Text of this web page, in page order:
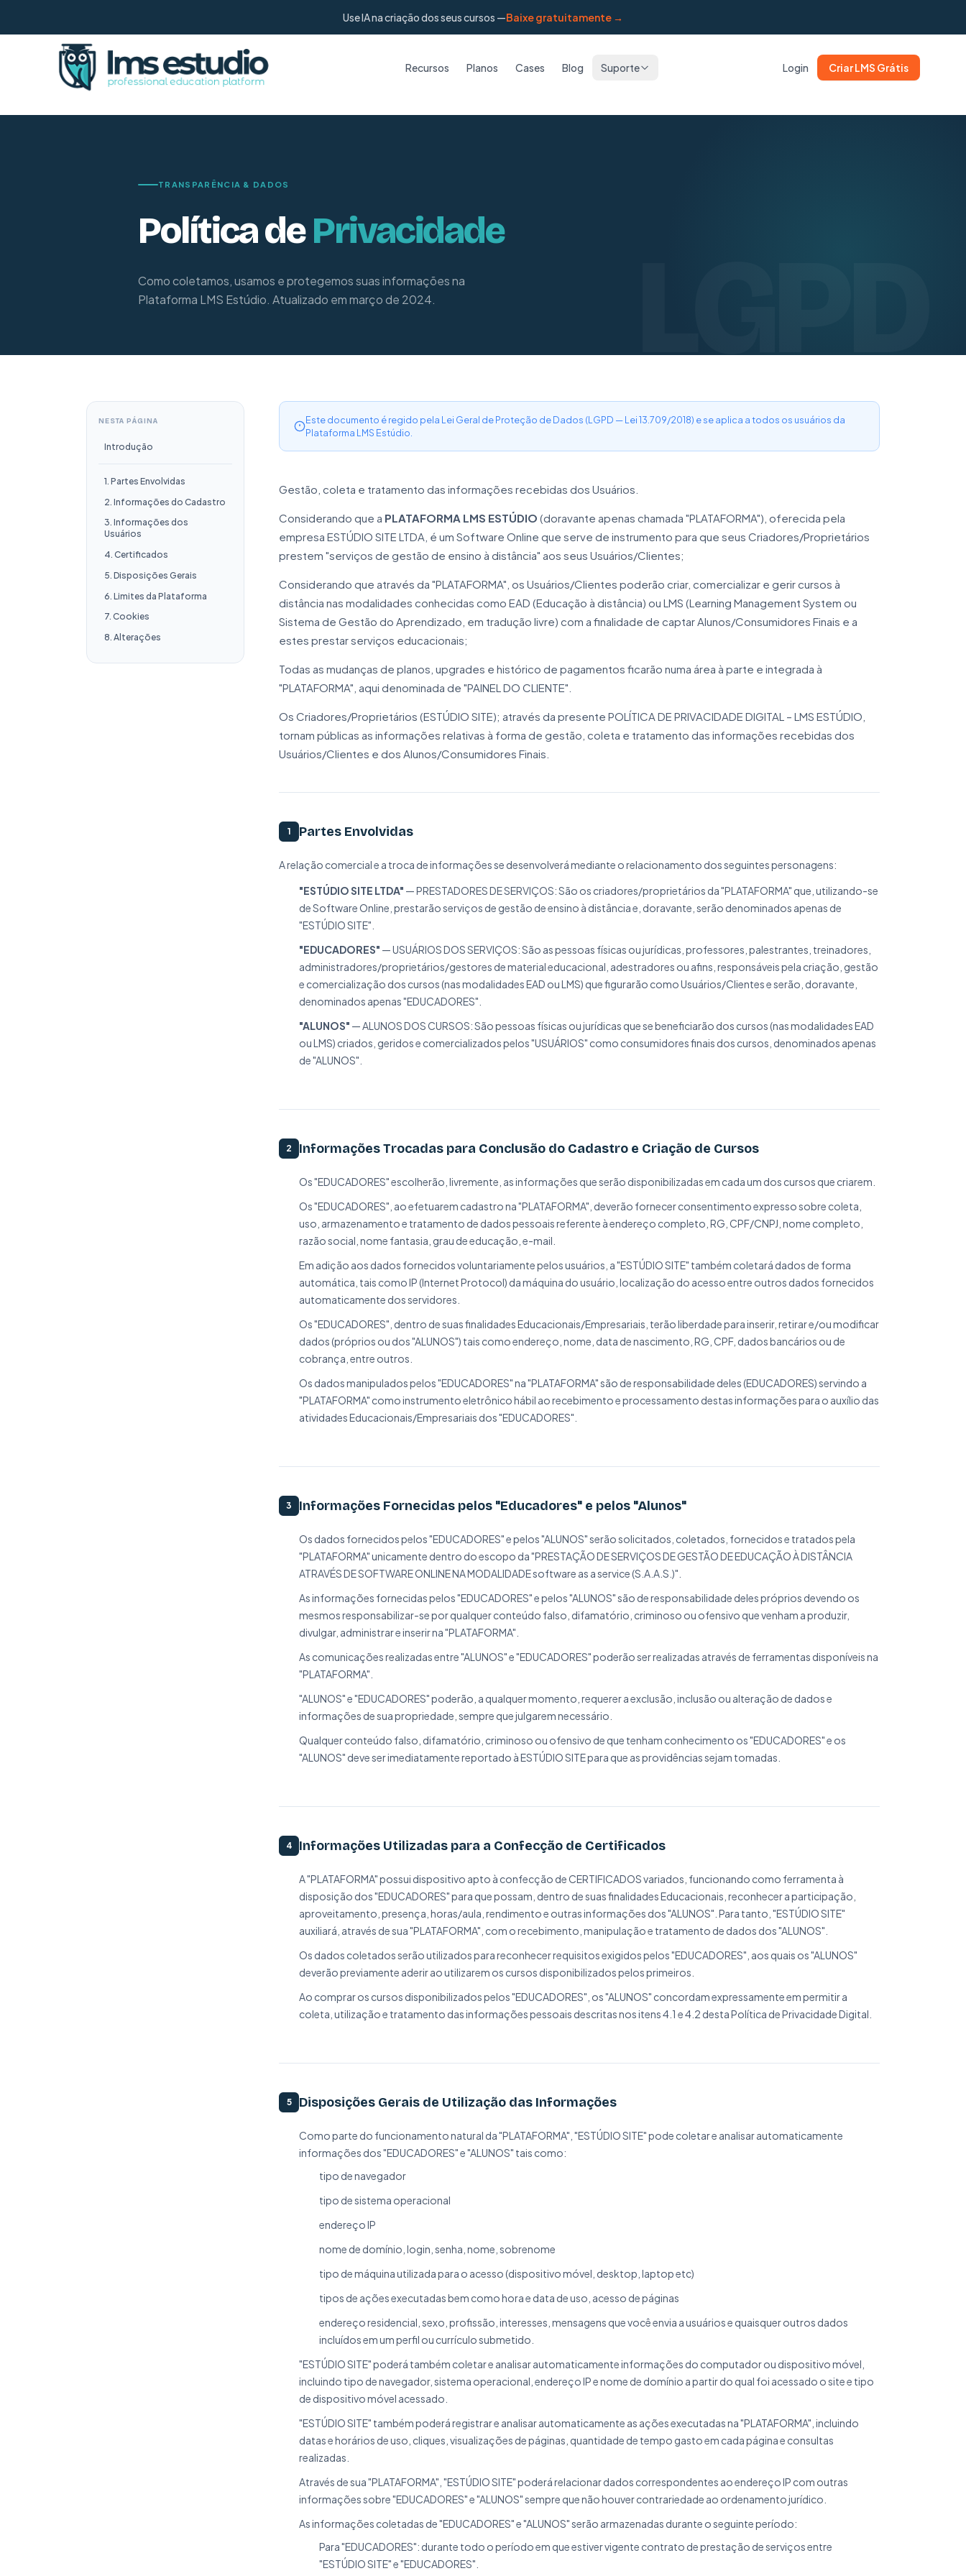
Use IA na criação dos seus cursos —Baixe gratuitamente →
Recursos Planos Cases Blog Suporte Login Criar LMS Grátis
TRANSPARÊNCIA & DADOS
Política dePrivacidade
Como coletamos, usamos e protegemos suas informações na
Plataforma LMS Estúdio. Atualizado em março de 2024.
NESTA PÁGINA
Introdução
1. Partes Envolvidas
2. Informações do Cadastro
3. Informações dos
Usuários
4. Certificados
5. Disposições Gerais
6. Limites da Plataforma
7. Cookies
8. Alterações
Este documento é regido pela Lei Geral de Proteção de Dados (LGPD — Lei 13.709/2018) e se aplica a todos os usuários da
Plataforma LMS Estúdio.
Gestão, coleta e tratamento das informações recebidas dos Usuários.
Considerando que a PLATAFORMA LMS ESTÚDIO (doravante apenas chamada "PLATAFORMA"), oferecida pela
empresa ESTÚDIO SITE LTDA, é um Software Online que serve de instrumento para que seus Criadores/Proprietários
prestem "serviços de gestão de ensino à distância" aos seus Usuários/Clientes;
Considerando que através da "PLATAFORMA", os Usuários/Clientes poderão criar, comercializar e gerir cursos à
distância nas modalidades conhecidas como EAD (Educação à distância) ou LMS (Learning Management System ou
Sistema de Gestão do Aprendizado, em tradução livre) com a finalidade de captar Alunos/Consumidores Finais e a
estes prestar serviços educacionais;
Todas as mudanças de planos, upgrades e histórico de pagamentos ficarão numa área à parte e integrada à
"PLATAFORMA", aqui denominada de "PAINEL DO CLIENTE".
Os Criadores/Proprietários (ESTÚDIO SITE); através da presente POLÍTICA DE PRIVACIDADE DIGITAL – LMS ESTÚDIO,
tornam públicas as informações relativas à forma de gestão, coleta e tratamento das informações recebidas dos
Usuários/Clientes e dos Alunos/Consumidores Finais.
1 Partes Envolvidas
A relação comercial e a troca de informações se desenvolverá mediante o relacionamento dos seguintes personagens:
"ESTÚDIO SITE LTDA" — PRESTADORES DE SERVIÇOS: São os criadores/proprietários da "PLATAFORMA" que, utilizando-se
de Software Online, prestarão serviços de gestão de ensino à distância e, doravante, serão denominados apenas de
"ESTÚDIO SITE".
"EDUCADORES" — USUÁRIOS DOS SERVIÇOS: São as pessoas físicas ou jurídicas, professores, palestrantes, treinadores,
administradores/proprietários/gestores de material educacional, adestradores ou afins, responsáveis pela criação, gestão
e comercialização dos cursos (nas modalidades EAD ou LMS) que figurarão como Usuários/Clientes e serão, doravante,
denominados apenas "EDUCADORES".
"ALUNOS" — ALUNOS DOS CURSOS: São pessoas físicas ou jurídicas que se beneficiarão dos cursos (nas modalidades EAD
ou LMS) criados, geridos e comercializados pelos "USUÁRIOS" como consumidores finais dos cursos, denominados apenas
de "ALUNOS".
2 Informações Trocadas para Conclusão do Cadastro e Criação de Cursos
Os "EDUCADORES" escolherão, livremente, as informações que serão disponibilizadas em cada um dos cursos que criarem.
Os "EDUCADORES", ao efetuarem cadastro na "PLATAFORMA", deverão fornecer consentimento expresso sobre coleta,
uso, armazenamento e tratamento de dados pessoais referente à endereço completo, RG, CPF/CNPJ, nome completo,
razão social, nome fantasia, grau de educação, e-mail.
Em adição aos dados fornecidos voluntariamente pelos usuários, a "ESTÚDIO SITE" também coletará dados de forma
automática, tais como IP (Internet Protocol) da máquina do usuário, localização do acesso entre outros dados fornecidos
automaticamente dos servidores.
Os "EDUCADORES", dentro de suas finalidades Educacionais/Empresariais, terão liberdade para inserir, retirar e/ou modificar
dados (próprios ou dos "ALUNOS") tais como endereço, nome, data de nascimento, RG, CPF, dados bancários ou de
cobrança, entre outros.
Os dados manipulados pelos "EDUCADORES" na "PLATAFORMA" são de responsabilidade deles (EDUCADORES) servindo a
"PLATAFORMA" como instrumento eletrônico hábil ao recebimento e processamento destas informações para o auxílio das
atividades Educacionais/Empresariais dos "EDUCADORES".
3 Informações Fornecidas pelos "Educadores" e pelos "Alunos"
Os dados fornecidos pelos "EDUCADORES" e pelos "ALUNOS" serão solicitados, coletados, fornecidos e tratados pela
"PLATAFORMA" unicamente dentro do escopo da "PRESTAÇÃO DE SERVIÇOS DE GESTÃO DE EDUCAÇÃO À DISTÂNCIA
ATRAVÉS DE SOFTWARE ONLINE NA MODALIDADE software as a service (S.A.A.S.)".
As informações fornecidas pelos "EDUCADORES" e pelos "ALUNOS" são de responsabilidade deles próprios devendo os
mesmos responsabilizar-se por qualquer conteúdo falso, difamatório, criminoso ou ofensivo que venham a produzir,
divulgar, administrar e inserir na "PLATAFORMA".
As comunicações realizadas entre "ALUNOS" e "EDUCADORES" poderão ser realizadas através de ferramentas disponíveis na
"PLATAFORMA".
"ALUNOS" e "EDUCADORES" poderão, a qualquer momento, requerer a exclusão, inclusão ou alteração de dados e
informações de sua propriedade, sempre que julgarem necessário.
Qualquer conteúdo falso, difamatório, criminoso ou ofensivo de que tenham conhecimento os "EDUCADORES" e os
"ALUNOS" deve ser imediatamente reportado à ESTÚDIO SITE para que as providências sejam tomadas.
4 Informações Utilizadas para a Confecção de Certificados
A "PLATAFORMA" possui dispositivo apto à confecção de CERTIFICADOS variados, funcionando como ferramenta à
disposição dos "EDUCADORES" para que possam, dentro de suas finalidades Educacionais, reconhecer a participação,
aproveitamento, presença, horas/aula, rendimento e outras informações dos "ALUNOS". Para tanto, "ESTÚDIO SITE"
auxiliará, através de sua "PLATAFORMA", com o recebimento, manipulação e tratamento de dados dos "ALUNOS".
Os dados coletados serão utilizados para reconhecer requisitos exigidos pelos "EDUCADORES", aos quais os "ALUNOS"
deverão previamente aderir ao utilizarem os cursos disponibilizados pelos primeiros.
Ao comprar os cursos disponibilizados pelos "EDUCADORES", os "ALUNOS" concordam expressamente em permitir a
coleta, utilização e tratamento das informações pessoais descritas nos itens 4.1 e 4.2 desta Política de Privacidade Digital.
5 Disposições Gerais de Utilização das Informações
Como parte do funcionamento natural da "PLATAFORMA", "ESTÚDIO SITE" pode coletar e analisar automaticamente
informações dos "EDUCADORES" e "ALUNOS" tais como:
tipo de navegador
tipo de sistema operacional
endereço IP
nome de domínio, login, senha, nome, sobrenome
tipo de máquina utilizada para o acesso (dispositivo móvel, desktop, laptop etc)
tipos de ações executadas bem como hora e data de uso, acesso de páginas
endereço residencial, sexo, profissão, interesses, mensagens que você envia a usuários e quaisquer outros dados
incluídos em um perfil ou currículo submetido.
"ESTÚDIO SITE" poderá também coletar e analisar automaticamente informações do computador ou dispositivo móvel,
incluindo tipo de navegador, sistema operacional, endereço IP e nome de domínio a partir do qual foi acessado o site e tipo
de dispositivo móvel acessado.
"ESTÚDIO SITE" também poderá registrar e analisar automaticamente as ações executadas na "PLATAFORMA", incluindo
datas e horários de uso, cliques, visualizações de páginas, quantidade de tempo gasto em cada página e consultas
realizadas.
Através de sua "PLATAFORMA", "ESTÚDIO SITE" poderá relacionar dados correspondentes ao endereço IP com outras
informações sobre "EDUCADORES" e "ALUNOS" sempre que não houver contrariedade ao ordenamento jurídico.
As informações coletadas de "EDUCADORES" e "ALUNOS" serão armazenadas durante o seguinte período:
Para "EDUCADORES": durante todo o período em que estiver vigente contrato de prestação de serviços entre
"ESTÚDIO SITE" e "EDUCADORES".